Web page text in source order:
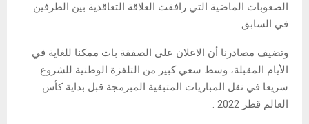
الصعوبات الماضية التي رافقت العلاقة التعاقدية بين الطرفين
في السابق
وتضيف مصادرنا أن الاعلان على الصفقة بات ممكنا للغاية في
الأيام المقبلة، وسط سعي كبير من التلفزة الوطنية للشروع
سريعا في نقل المباريات المتبقية المبرمجة قبل بداية كأس
العالم قطر 2022 .